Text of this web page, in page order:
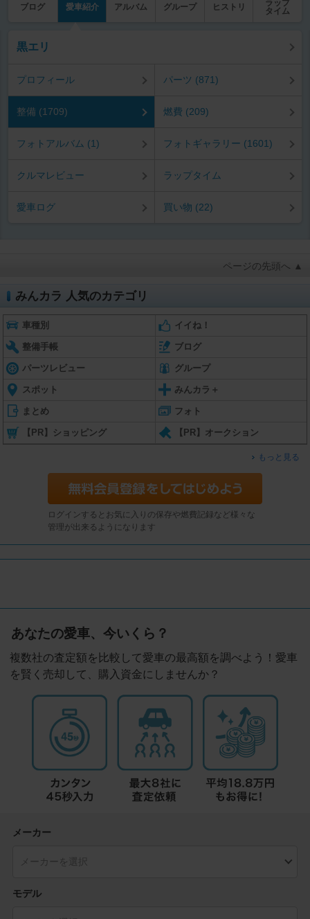
ブログ 愛車紹介 アルバム グループ ヒストリ
ラップ
タイム
黒エリ
プロフィール パーツ (871)
整備 (1709) 燃費 (209)
フォトアルバム (1) フォトギャラリー (1601)
クルマレビュー ラップタイム
愛車ログ 買い物 (22)
ページの先頭へ ▲
みんカラ 人気のカテゴリ
車種別 イイね！
整備手帳 ブログ
パーツレビュー グループ
スポット みんカラ＋
まとめ フォト
【PR】ショッピング 【PR】オークション
もっと見る
ログインするとお気に入りの保存や燃費記録など様々な
管理が出来るようになります
あなたの愛車、今いくら？
複数社の査定額を比較して愛車の最高額を調べよう！愛車
を賢く売却して、購入資金にしませんか？
メーカー
モデル